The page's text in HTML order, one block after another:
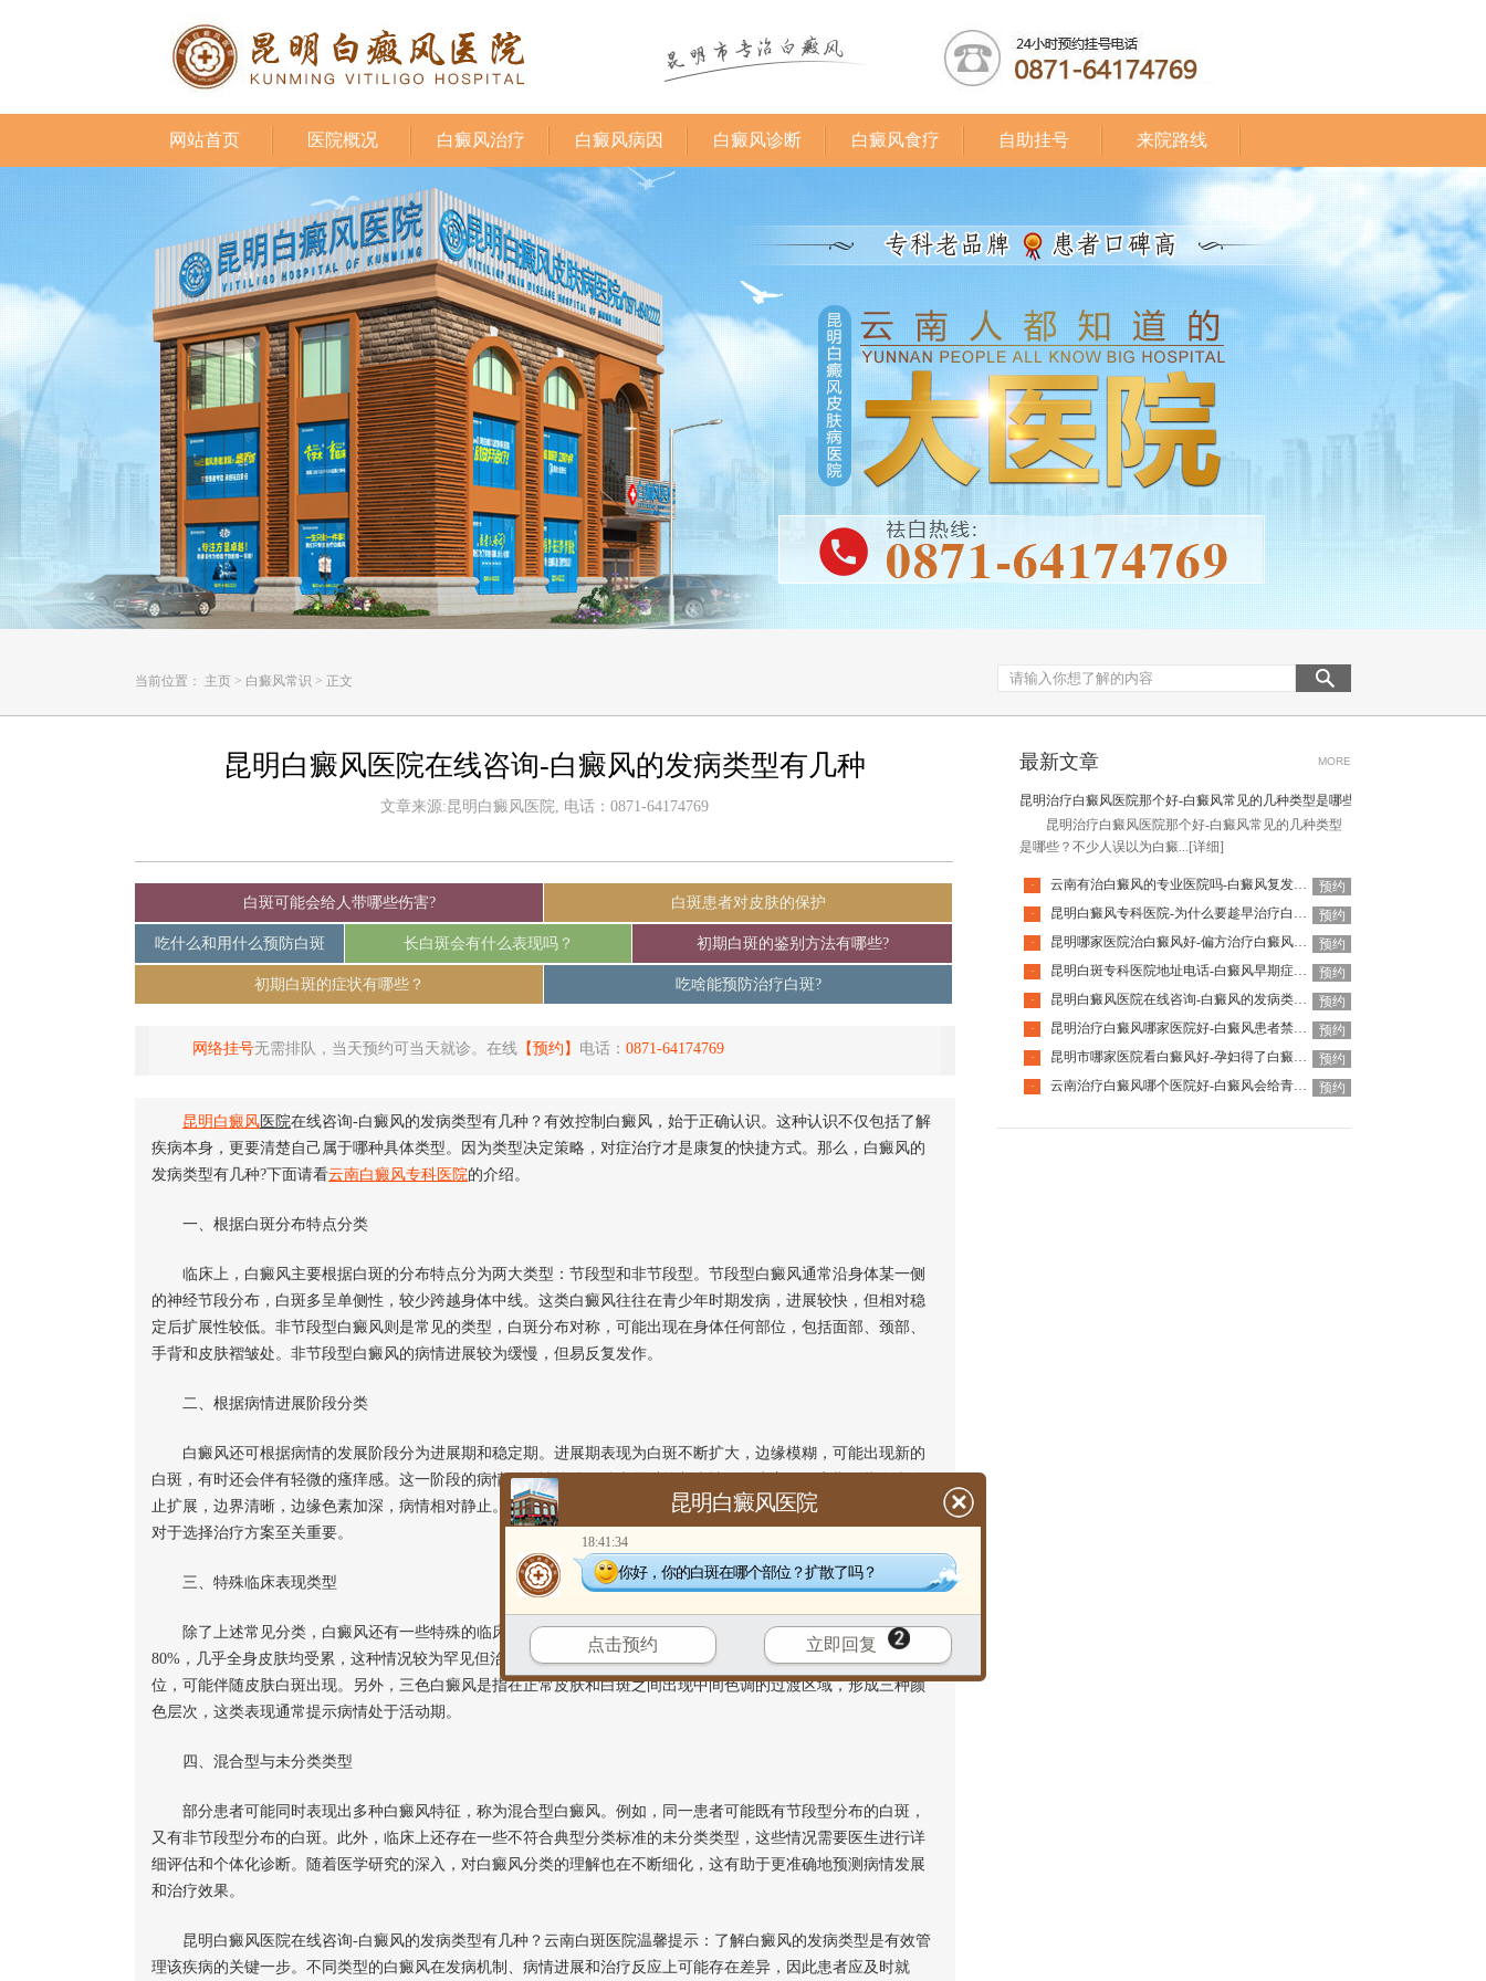
网站首页 医院概况 白癜风治疗 白癜风病因 白癜风诊断 白癜风食疗 自助挂号 来院路线
当前位置： 主页 > 白癜风常识 > 正文
昆明白癜风医院在线咨询-白癜风的发病类型有几种
文章来源:昆明白癜风医院, 电话：0871-64174769
白斑可能会给人带哪些伤害? 白斑患者对皮肤的保护
吃什么和用什么预防白斑 长白斑会有什么表现吗？ 初期白斑的鉴别方法有哪些?
初期白斑的症状有哪些？ 吃啥能预防治疗白斑?
网络挂号无需排队，当天预约可当天就诊。在线 【预约】 电话： 0871-64174769
昆明 白癜风 医院在线咨询-白癜风的发病类型有几种？有效控制白癜风，始于正确认识。这种认识不仅包括了解
疾病本身，更要清楚自己属于哪种具体类型。因为类型决定策略，对症治疗才是康复的快捷方式。那么，白癜风的
发病类型有几种?下面请看云南白癜风专科医院的介绍。
一、根据白斑分布特点分类
临床上，白癜风主要根据白斑的分布特点分为两大类型：节段型和非节段型。节段型白癜风通常沿身体某一侧
的神经节段分布，白斑多呈单侧性，较少跨越身体中线。这类白癜风往往在青少年时期发病，进展较快，但相对稳
定后扩展性较低。非节段型白癜风则是常见的类型，白斑分布对称，可能出现在身体任何部位，包括面部、颈部、
手背和皮肤褶皱处。非节段型白癜风的病情进展较为缓慢，但易反复发作。
二、根据病情进展阶段分类
白癜风还可根据病情的发展阶段分为进展期和稳定期。进展期表现为白斑不断扩大，边缘模糊，可能出现新的
白斑，有时还会伴有轻微的瘙痒感。这一阶段的病情活动性较强，治疗需以控制病情发展为主。稳定期则指白斑停
止扩展，边界清晰，边缘色素加深，病情相对静止。在稳定期，治疗重点可转向促进色素恢复。准确判断病情阶段
对于选择治疗方案至关重要。
三、特殊临床表现类型
除了上述常见分类，白癜风还有一些特殊的临床表现类型。例如，泛发型白癜风是指白斑面积超过体表面积的
80%，几乎全身皮肤均受累，这种情况较为罕见但治疗难度较大。黏膜型白癜风则主要影响口腔、生殖器等黏膜部
位，可能伴随皮肤白斑出现。另外，三色白癜风是指在正常皮肤和白斑之间出现中间色调的过渡区域，形成三种颜
色层次，这类表现通常提示病情处于活动期。
四、混合型与未分类类型
部分患者可能同时表现出多种白癜风特征，称为混合型白癜风。例如，同一患者可能既有节段型分布的白斑，
又有非节段型分布的白斑。此外，临床上还存在一些不符合典型分类标准的未分类类型，这些情况需要医生进行详
细评估和个体化诊断。随着医学研究的深入，对白癜风分类的理解也在不断细化，这有助于更准确地预测病情发展
和治疗效果。
昆明白癜风医院在线咨询-白癜风的发病类型有几种？云南白斑医院温馨提示：了解白癜风的发病类型是有效管
理该疾病的关键一步。不同类型的白癜风在发病机制、病情进展和治疗反应上可能存在差异，因此患者应及时就
最新文章 MORE
昆明治疗白癜风医院那个好-白癜风常见的几种类型是哪些
昆明治疗白癜风医院那个好-白癜风常见的几种类型
是哪些？不少人误以为白癜... [详细]
· 云南有治白癜风的专业医院吗-白癜风复发有什么危害
预约
·
昆明白癜风专科医院-为什么要趁早治疗白癜风
预约
·
昆明哪家医院治白癜风好-偏方治疗白癜风好吗
预约
·
昆明白斑专科医院地址电话-白癜风早期症状和晚期症状有什么区别
预约
·
昆明白癜风医院在线咨询-白癜风的发病类型有几种
预约
·
昆明治疗白癜风哪家医院好-白癜风患者禁止吃什么食物
预约
·
昆明市哪家医院看白癜风好-孕妇得了白癜风对孩子有影响吗
预约
·
云南治疗白癜风哪个医院好-白癜风会给青少年患者带来什么危害 预约
昆明白癜风医院
18:41:34
你好，你的白斑在哪个部位？扩散了吗？
点击预约 立即回复